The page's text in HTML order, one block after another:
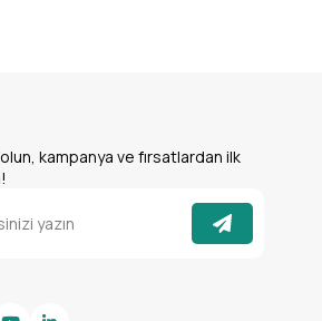
kampanya ve fırsatlardan ilk